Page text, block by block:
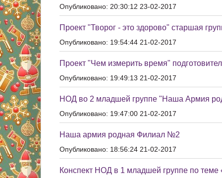
Опубликовано: 20:30:12 23-02-2017
Проект "Творог - это здорово" старшая
Опубликовано: 19:54:44 21-02-2017
Проект "Чем измерить время"
Опубликовано: 19:49:13 21-02-2017
НОД во 2 младшей группе "Наша Армия
Опубликовано: 19:47:00 21-02-2017
Наша армия родная Филиал №2
Опубликовано: 18:56:24 21-02-2017
Конспект НОД в 1 младшей группе по теме